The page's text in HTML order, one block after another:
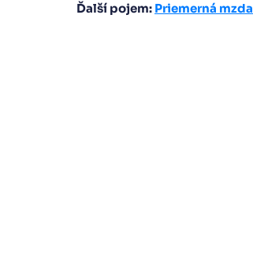
Ďalší pojem: Priemerná mzda